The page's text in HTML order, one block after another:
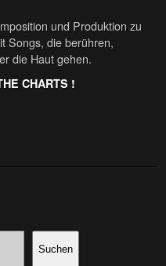
und Produktion zu
Songs, die berühren,
die Haut gehen.
CHARTS !
Suchen